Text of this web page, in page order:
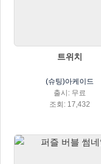
트위치
(슈팅)아케이드
출시: 무료
조회: 17,432